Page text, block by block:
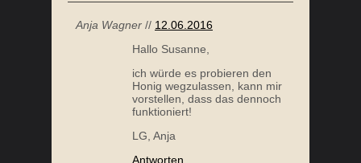
Anja Wagner // 12.06.2016
Hallo Susanne,
ich würde es probieren den
Honig wegzulassen, kann mir
vorstellen, dass das dennoch
funktioniert!
LG, Anja
Antworten